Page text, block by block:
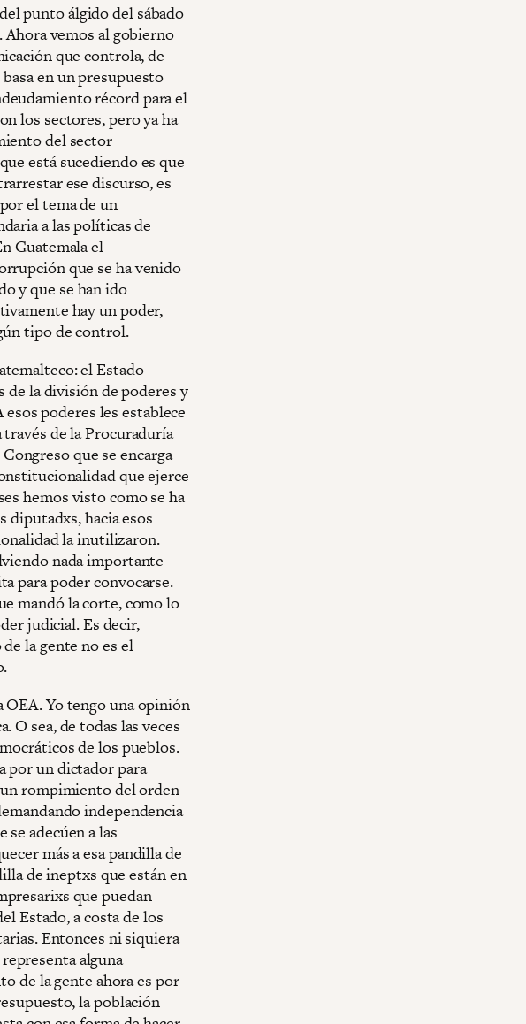
punto álgido del sábado
Ahora vemos al gobierno
que controla, de
en un presupuesto
récord para el
los sectores, pero ya ha
del sector
está sucediendo es que
ese discurso, es
el tema de un
a las políticas de
Guatemala el
que se ha venido
y que se han ido
hay un poder,
tipo de control.
el Estado
de la división de poderes y
poderes les establece
de la Procuraduría
que se encarga
que ejerce
hemos visto como se ha
diputadxs, hacia esos
la inutilizaron.
nada importante
para poder convocarse.
mandó la corte, como lo
judicial. Es decir,
la gente no es el
OEA. Yo tengo una opinión
O sea, de todas las veces
de los pueblos.
por un dictador para
rompimiento del orden
independencia
adecúen a las
más a esa pandilla de
de ineptxs que están en
que puedan
Estado, a costa de los
Entonces ni siquiera
alguna
de la gente ahora es por
la población